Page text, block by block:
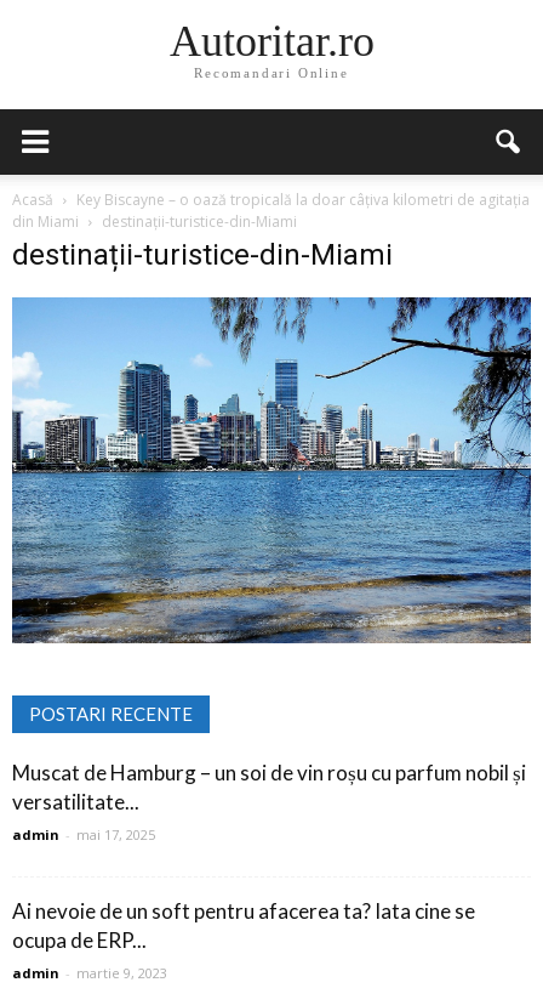
Autoritar.ro
Recomandari Online
Acasă
Key Biscayne – o oază tropicală la doar câțiva kilometri de agitația
din Miami
destinații-turistice-din-Miami
destinații-turistice-din-Miami
POSTARI RECENTE
Muscat de Hamburg – un soi de vin roșu cu parfum nobil și
versatilitate...
admin - mai 17, 2025
Ai nevoie de un soft pentru afacerea ta? Iata cine se
ocupa de ERP...
admin - martie 9, 2023